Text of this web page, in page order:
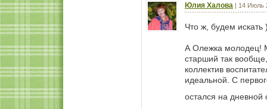
Юлия Халова | 14 Июль
Что ж, будем искать
А Олежка молодец!
старший так
коллектив
идеальной. С
остался на